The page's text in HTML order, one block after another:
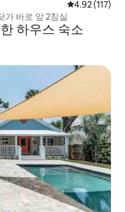
평점 4.92점(5
4.92 (117)
가 바로 앞 2침실
하우스 숙소